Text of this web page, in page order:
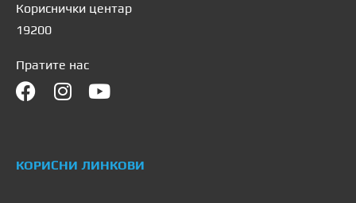
Кориснички центар
19200
Пратите нас
КОРИСНИ ЛИНКОВИ